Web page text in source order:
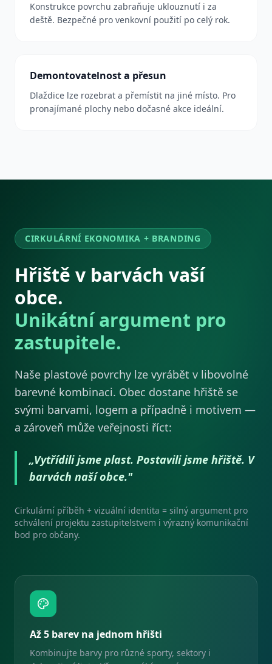
Konstrukce povrchu zabraňuje uklouznutí i za
deště. Bezpečné pro venkovní použití po celý rok.
Demontovatelnost a přesun
Dlaždice lze rozebrat a přemístit na jiné místo. Pro
pronajímané plochy nebo dočasné akce ideální.
CIRKULÁRNÍ EKONOMIKA + BRANDING
Hřiště v barvách vaší
obce.
Unikátní argument pro
zastupitele.
Naše plastové povrchy lze vyrábět v libovolné
barevné kombinaci. Obec dostane hřiště se
svými barvami, logem a případně i motivem —
a zároveň může veřejnosti říct:
„Vytřídili jsme plast. Postavili jsme hřiště. V
barvách naší obce."
Cirkulární příběh + vizuální identita = silný argument pro
schválení projektu zastupitelstvem i výrazný komunikační
bod pro občany.
Až 5 barev na jednom hřišti
Kombinujte barvy pro různé sporty, sektory i